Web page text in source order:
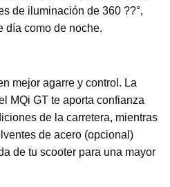
de iluminación de 360 ??°,
día como de noche.
mejor agarre y control. La
MQi GT te aporta confianza
de la carretera, mientras
de acero (opcional)
de tu scooter para una mayor